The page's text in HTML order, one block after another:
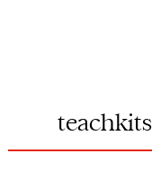
teachkits